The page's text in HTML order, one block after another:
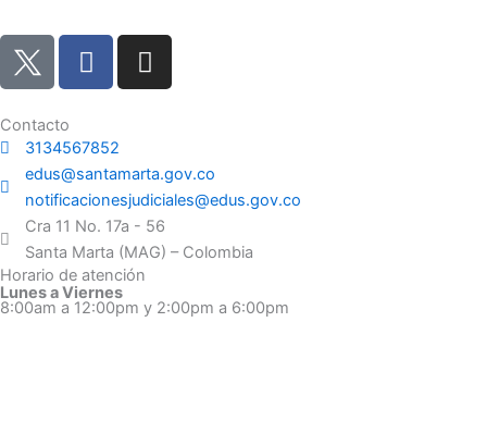
F
a
b
o
o
k
I
n
g
r
a
m
Contacto
3134567852
edus@santamarta.gov.co
notificacionesjudiciales@edus.gov.co
Cra 11 No. 17a - 56
Santa Marta (MAG) – Colombia
Horario de atención
Lunes a Viernes
8:00am a 12:00pm y 2:00pm a 6:00pm